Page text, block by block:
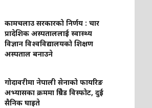
कामचलाउ सरकारको निर्णय : चार
प्रादेशिक अस्पताललाई स्वास्थ्य
विज्ञान विश्वविद्यालयको शिक्षण
अस्पताल बनाउने
गोदावरीमा नेपाली सेनाको फायरिङ
अभ्यासका क्रममा ग्रिनेड विस्फोट, दुई
सैनिक घाइते